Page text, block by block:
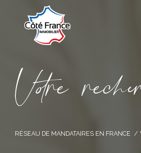
Vore rec
RÉSEAU DE MANDATAIRES EN FRANCE